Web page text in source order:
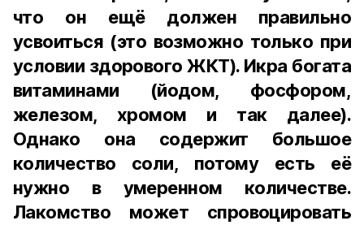
что он ещё должен правильно
усвоиться (это возможно только при
условии здорового ЖКТ). Икра богата
витаминами (йодом, фосфором,
железом, хромом и так далее).
Однако она содержит большое
количество соли, потому есть её
нужно в умеренном количестве.
Лакомство может спровоцировать